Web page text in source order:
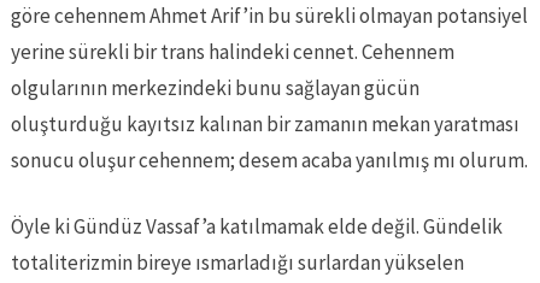
göre cehennem Ahmet Arif’in bu sürekli olmayan potansiyel
yerine sürekli bir trans halindeki cennet. Cehennem
olgularının merkezindeki bunu sağlayan gücün
oluşturduğu kayıtsız kalınan bir zamanın mekan yaratması
sonucu oluşur cehennem; desem acaba yanılmış mı olurum.
Öyle ki Gündüz Vassaf’a katılmamak elde değil. Gündelik
totaliterizmin bireye ısmarladığı surlardan yükselen